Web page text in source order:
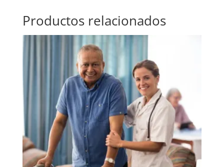
Productos relacionados